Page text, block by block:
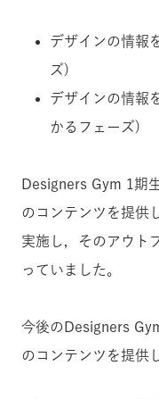
デザインの情報
ズ)
デザインの情報
かるフェーズ)
Designers Gym 1期
のコンテンツを提供
実施し，そのアウト
っていました。
今後のDesigners
のコンテンツを提供